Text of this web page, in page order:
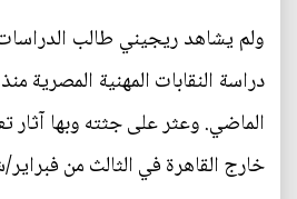
ولم يشاهد ريجيني طالب
الماضي. وعثر على جثته وبها
خارج القاهرة في الثالث من